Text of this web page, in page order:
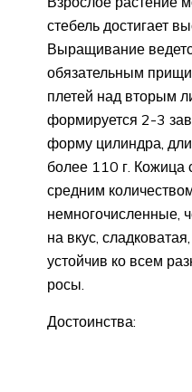
стебель достигает
Выращивание
обязательным
плетей над вторым
формируется 2-3
форму цилиндра,
более 110 г. Кожица
средним
немногочисленные,
на вкус,
устойчив ко всем
росы.
Достоинства: